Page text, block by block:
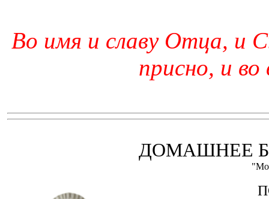
Во имя и славу Отца, и
присно, и во
ДОМАШНЕЕ